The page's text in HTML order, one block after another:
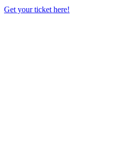
Get your ticket here!